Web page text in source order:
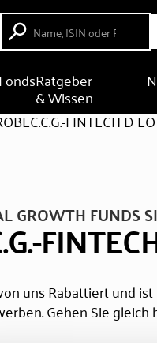
FondsRatgeber
& Wissen
FINTECH D EO
GROWTH FUNDS
uns Rabattiert und
Gehen Sie